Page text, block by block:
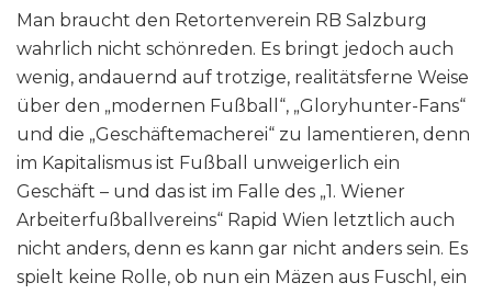
Man braucht den Retortenverein RB Salzburg
wahrlich nicht schönreden. Es bringt jedoch auch
wenig, andauernd auf trotzige, realitätsferne Weise
über den „modernen Fußball“, „Gloryhunter-Fans“
und die „Geschäftemacherei“ zu lamentieren, denn
im Kapitalismus ist Fußball unweigerlich ein
Geschäft – und das ist im Falle des „1. Wiener
Arbeiterfußballvereins“ Rapid Wien letztlich auch
nicht anders, denn es kann gar nicht anders sein. Es
spielt keine Rolle, ob nun ein Mäzen aus Fuschl, ein